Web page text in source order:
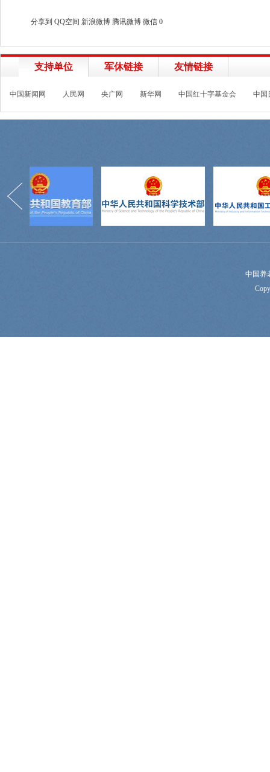
分享到 QQ空间 新浪微博 腾讯微博 微信 0
支持单位 军休链接 友情链接
中国新闻网 人民网 央广网 新华网 中国红十字基金会 中国
中国养